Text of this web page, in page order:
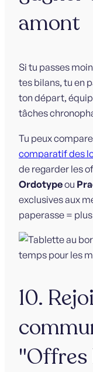
amont
Si tu passes
tes bilans, tu en
ton départ,
tâches
Tu peux
comparatif des
de regarder les
Ordotypeou
exclusives aux
paperasse =
10.
"Offres